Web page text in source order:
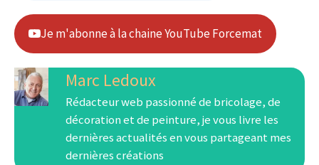
Je m'abonne à la chaine YouTube Forcemat
Marc Ledoux
Rédacteur web passionné de bricolage, de
décoration et de peinture, je vous livre les
dernières actualités en vous partageant mes
dernières créations